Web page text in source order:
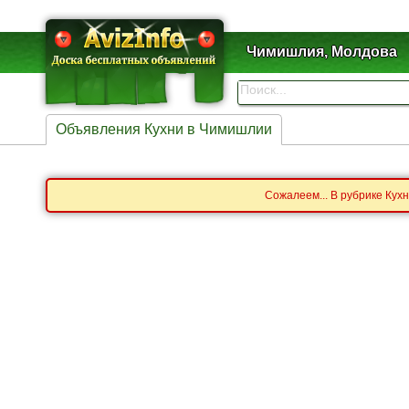
Чимишлия, Молдова
Объявления Кухни в Чимишлии
Сожалеем... В рубрике